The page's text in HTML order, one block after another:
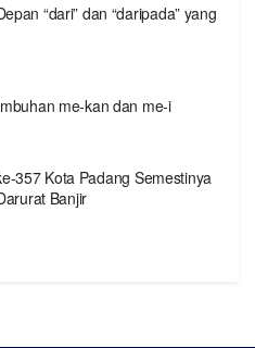
“dari” dan “daripada” yang
me-kan dan me-i
357 Kota Padang Semestinya
Banjir